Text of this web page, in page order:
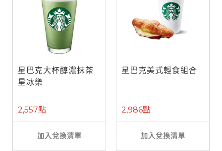
星巴克大杯醇濃抹茶
星冰樂
2,557點
加入兌換清單
星巴克美式輕食組合
2,986點
加入兌換清單